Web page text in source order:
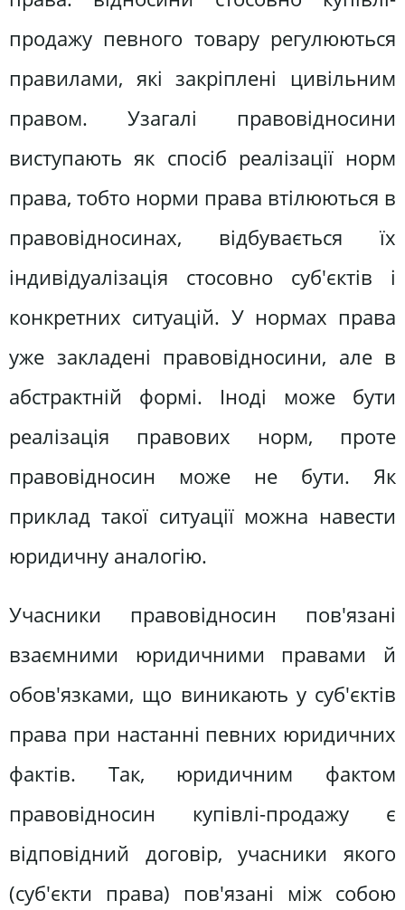
продажу певного товару регулюються
правилами, які закріплені цивільним
правом. Узагалі правовідносини
виступають як спосіб реалізації норм
права, тобто норми права втілюються в
правовідносинах, відбувається їх
індивідуалізація стосовно суб'єктів і
конкретних ситуацій. У нормах права
уже закладені правовідносини, але в
абстрактній формі. Іноді може бути
реалізація правових норм, проте
правовідносин може не бути. Як
приклад такої ситуації можна навести
юридичну аналогію.
Учасники правовідносин пов'язані
взаємними юридичними правами й
обов'язками, що виникають у суб'єктів
права при настанні певних юридичних
фактів. Так, юридичним фактом
правовідносин купівлі-продажу є
відповідний договір, учасники якого
(суб'єкти права) пов'язані між собою